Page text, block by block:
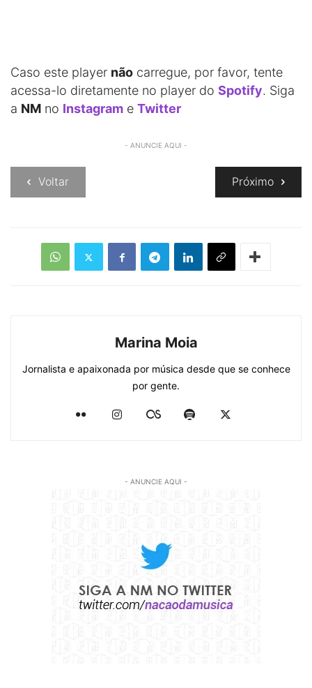
Caso este player não carregue, por favor, tente
acessa-lo diretamente no player do Spotify. Siga
a NM no Instagram e Twitter
- ANUNCIE AQUI -
Voltar Próximo
Marina Moia
Jornalista e apaixonada por música desde que se conhece
por gente.
- ANUNCIE AQUI -